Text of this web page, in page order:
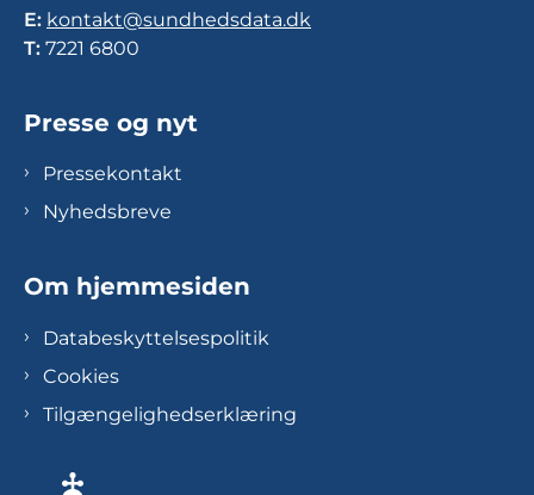
E: kontakt@sundhedsdata.dk
T: 7221 6800
Presse og nyt
Pressekontakt
Nyhedsbreve
Om hjemmesiden
Databeskyttelsespolitik
Cookies
Tilgængelighedserklæring